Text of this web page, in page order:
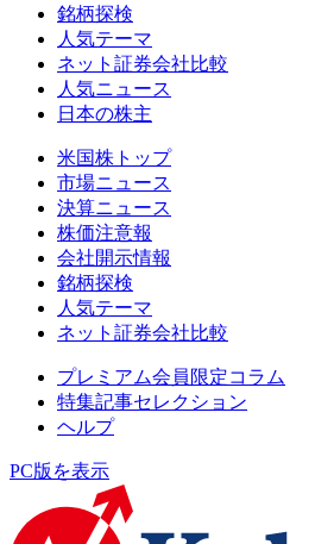
銘柄探検
人気テーマ
ネット証券会社比較
人気ニュース
日本の株主
米国株トップ
市場ニュース
決算ニュース
株価注意報
会社開示情報
銘柄探検
人気テーマ
ネット証券会社比較
プレミアム会員限定コラム
特集記事セレクション
ヘルプ
PC版を表示